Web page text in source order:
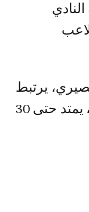
يرتبط
بعقد مع ناديه فنربخشة التركي، يمتد حتى 30